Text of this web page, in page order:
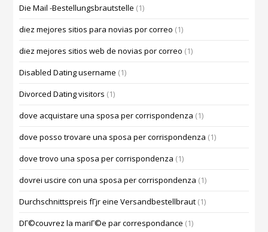
Die Mail -Bestellungsbrautstelle (1)
diez mejores sitios para novias por correo (1)
diez mejores sitios web de novias por correo (1)
Disabled Dating username (1)
Divorced Dating visitors (1)
dove acquistare una sposa per corrispondenza (1)
dove posso trovare una sposa per corrispondenza (1)
dove trovo una sposa per corrispondenza (1)
dovrei uscire con una sposa per corrispondenza (1)
Durchschnittspreis fГјr eine Versandbestellbraut (1)
DГ©couvrez la mariГ©e par correspondance (1)